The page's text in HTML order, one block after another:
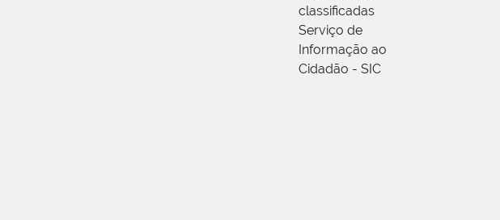
classificadas
Serviço de
Informação ao
Cidadão - SIC